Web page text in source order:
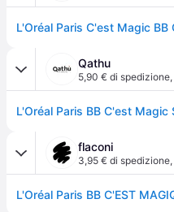
Qathu
5,90 € di spedizione,
flaconi
3,95 € di spedizione,